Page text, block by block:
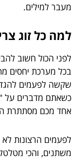
מעבר למילים.
למה כל זוג
לפני הכול חשוב
בכל מערכת יחסים
שקשה לפעמים
כשאתם מדברים על
אחד מכם מסתתרת
לפעמים הרצונות לא
משתנים, והכי